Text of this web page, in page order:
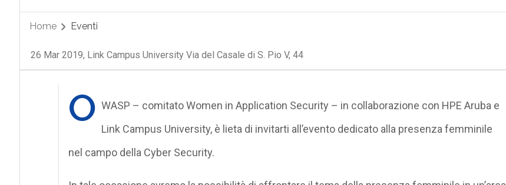
Home Eventi
26 Mar 2019, Link Campus University Via del Casale di S. Pio V, 44
O WASP – comitato Women in Application Security – in collaborazione con HPE Aruba e
Link Campus University, è lieta di invitarti all’evento dedicato alla presenza femminile
nel campo della Cyber Security.